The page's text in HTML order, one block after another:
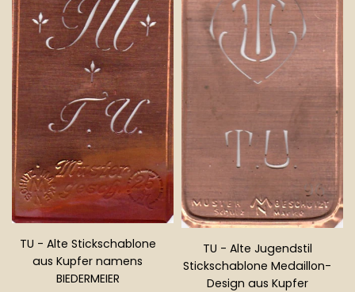
TU - Alte Stickschablone
aus Kupfer namens
BIEDERMEIER
TU - Alte Jugendstil
Stickschablone Medaillon-
Design aus Kupfer